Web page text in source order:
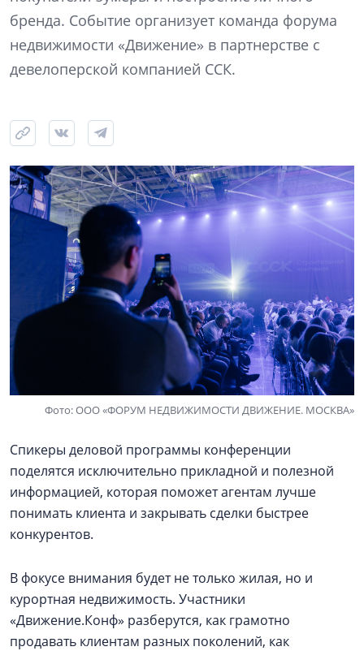
бренда. Событие организует команда форума
недвижимости «Движение» в партнерстве с
девелоперской компанией ССК.
Фото: ООО «ФОРУМ НЕДВИЖИМОСТИ ДВИЖЕНИЕ. МОСКВА»
Спикеры деловой программы конференции
поделятся исключительно прикладной и полезной
информацией, которая поможет агентам лучше
понимать клиента и закрывать сделки быстрее
конкурентов.
В фокусе внимания будет не только жилая, но и
курортная недвижимость. Участники
«Движение.Конф» разберутся, как грамотно
продавать клиентам разных поколений, как